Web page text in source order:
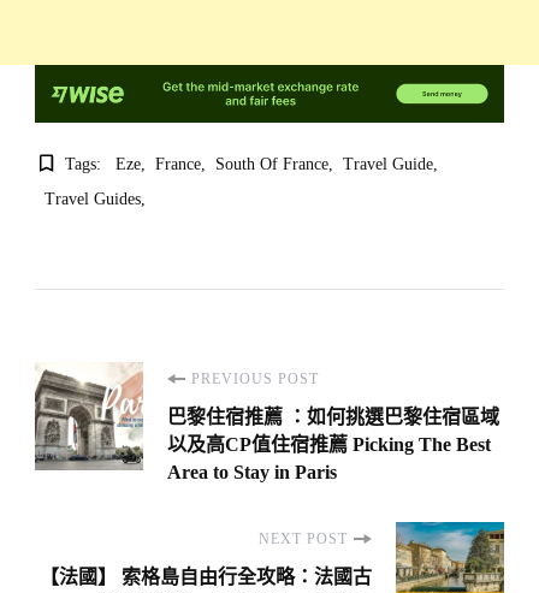
Tags: Eze France South Of France
Travel Guide
Travel Guides
Post
Navigation
PREVIOUS POST
巴黎住宿推薦 ：如何挑選巴黎住宿區域
以及高CP值住宿推薦 Picking The Best
Area to Stay in Paris
NEXT POST
【法國】 索格島自由行全攻略：法國古